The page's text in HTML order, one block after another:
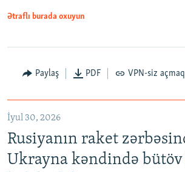
Ətraflı burada oxuyun
Paylaş PDF VPN-siz açmaq
İyul 30, 2026
Rusiyanın raket
Ukrayna kəndində